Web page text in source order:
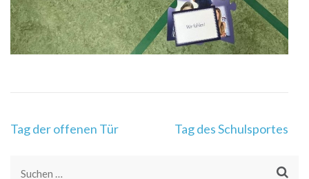
Beitragsnavigation
Tag der offenen Tür Tag des Schulsportes
Suchen